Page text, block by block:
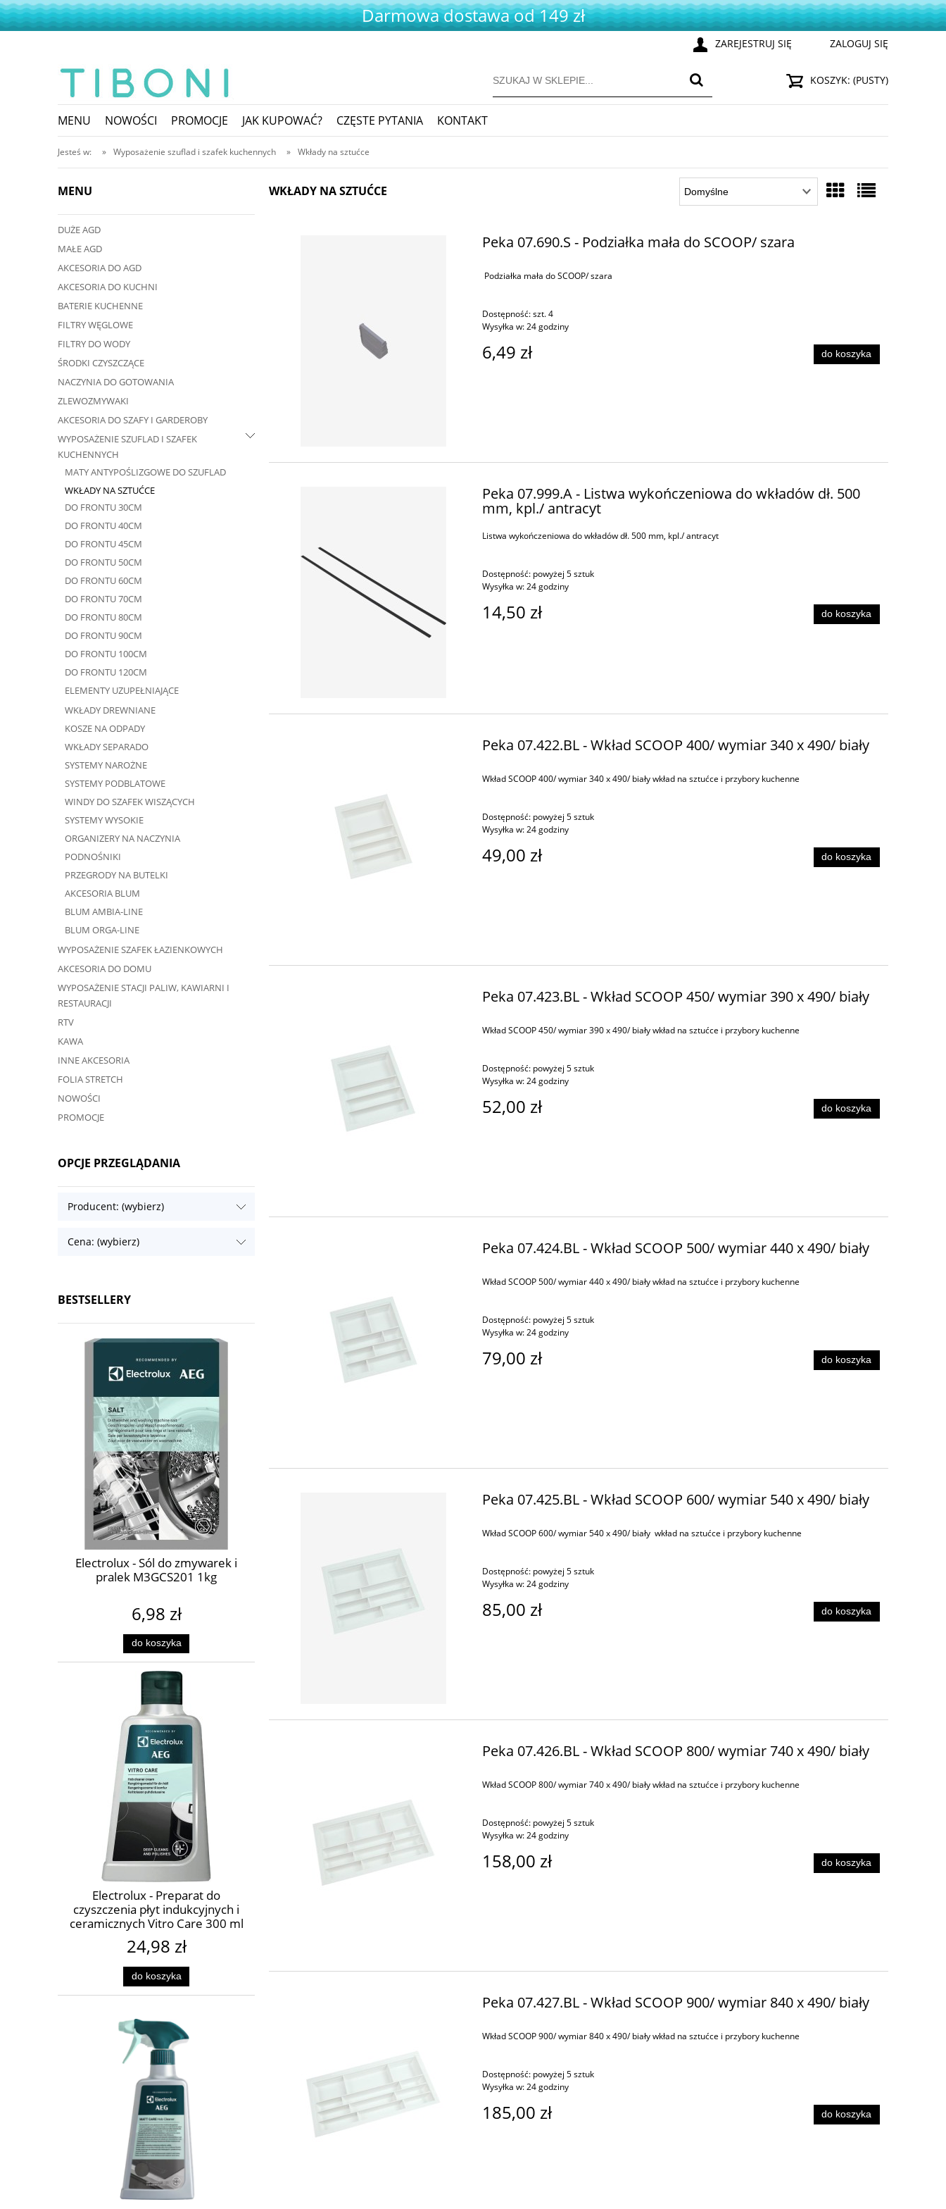
Darmowa dostawa od 149 zł
ZAREJESTRUJ SIĘ ZALOGUJ SIĘ
KOSZYK: (PUSTY)
MENU NOWOŚCI PROMOCJE JAK KUPOWAĆ? CZĘSTE PYTANIA KONTAKT
Jesteś w: » Wyposażenie szuflad i szafek kuchennych » Wkłady na sztućce
MENU
DUŻE AGD
MAŁE AGD
AKCESORIA DO AGD
AKCESORIA DO KUCHNI
BATERIE KUCHENNE
FILTRY WĘGLOWE
FILTRY DO WODY
ŚRODKI CZYSZCZĄCE
NACZYNIA DO GOTOWANIA
ZLEWOZMYWAKI
AKCESORIA DO SZAFY I GARDEROBY
WYPOSAŻENIE SZUFLAD I SZAFEK
KUCHENNYCH
MATY ANTYPOŚLIZGOWE DO SZUFLAD
WKŁADY NA SZTUĆCE
DO FRONTU 30CM
DO FRONTU 40CM
DO FRONTU 45CM
DO FRONTU 50CM
DO FRONTU 60CM
DO FRONTU 70CM
DO FRONTU 80CM
DO FRONTU 90CM
DO FRONTU 100CM
DO FRONTU 120CM
ELEMENTY UZUPEŁNIAJĄCE
WKŁADY DREWNIANE
KOSZE NA ODPADY
WKŁADY SEPARADO
SYSTEMY NAROŻNE
SYSTEMY PODBLATOWE
WINDY DO SZAFEK WISZĄCYCH
SYSTEMY WYSOKIE
ORGANIZERY NA NACZYNIA
PODNOŚNIKI
PRZEGRODY NA BUTELKI
AKCESORIA BLUM
BLUM AMBIA-LINE
BLUM ORGA-LINE
WYPOSAŻENIE SZAFEK ŁAZIENKOWYCH
AKCESORIA DO DOMU
WYPOSAŻENIE STACJI PALIW, KAWIARNI I
RESTAURACJI
RTV
KAWA
INNE AKCESORIA
FOLIA STRETCH
NOWOŚCI
PROMOCJE
OPCJE PRZEGLĄDANIA
Producent: (wybierz)
Cena: (wybierz)
BESTSELLERY
Electrolux - Sól do zmywarek i
pralek M3GCS201 1kg
6,98 zł
do koszyka
Electrolux - Preparat do
czyszczenia płyt indukcyjnych i
ceramicznych Vitro Care 300 ml
M3HCC301
24,98 zł
do koszyka
WKŁADY NA SZTUĆCE
Peka 07.690.S - Podziałka mała do SCOOP/ szara
Podziałka mała do SCOOP/ szara
Dostępność:szt. 4
Wysyłka w:24 godziny
6,49 zł do koszyka
Peka 07.999.A - Listwa wykończeniowa do wkładów dł. 500
mm, kpl./ antracyt
Listwa wykończeniowa do wkładów dł. 500 mm, kpl./ antracyt
Dostępność: powyżej 5 sztuk
Wysyłka w:24 godziny
14,50 zł do koszyka
Peka 07.422.BL - Wkład SCOOP 400/ wymiar 340 x 490/ biały
Wkład SCOOP 400/ wymiar 340 x 490/ biały wkład na sztućce i przybory kuchenne
Dostępność: powyżej 5 sztuk
Wysyłka w:24 godziny
49,00 zł do koszyka
Peka 07.423.BL - Wkład SCOOP 450/ wymiar 390 x 490/ biały
Wkład SCOOP 450/ wymiar 390 x 490/ biały wkład na sztućce i przybory kuchenne
Dostępność: powyżej 5 sztuk
Wysyłka w:24 godziny
52,00 zł do koszyka
Peka 07.424.BL - Wkład SCOOP 500/ wymiar 440 x 490/ biały
Wkład SCOOP 500/ wymiar 440 x 490/ biały wkład na sztućce i przybory kuchenne
Dostępność: powyżej 5 sztuk
Wysyłka w:24 godziny
79,00 zł do koszyka
Peka 07.425.BL - Wkład SCOOP 600/ wymiar 540 x 490/ biały
Wkład SCOOP 600/ wymiar 540 x 490/ biały wkład na sztućce i przybory kuchenne
Dostępność: powyżej 5 sztuk
Wysyłka w:24 godziny
85,00 zł do koszyka
Peka 07.426.BL - Wkład SCOOP 800/ wymiar 740 x 490/ biały
Wkład SCOOP 800/ wymiar 740 x 490/ biały wkład na sztućce i przybory kuchenne
Dostępność: powyżej 5 sztuk
Wysyłka w:24 godziny
158,00 zł do koszyka
Peka 07.427.BL - Wkład SCOOP 900/ wymiar 840 x 490/ biały
Wkład SCOOP 900/ wymiar 840 x 490/ biały wkład na sztućce i przybory kuchenne
Dostępność: powyżej 5 sztuk
Wysyłka w:24 godziny
185,00 zł do koszyka